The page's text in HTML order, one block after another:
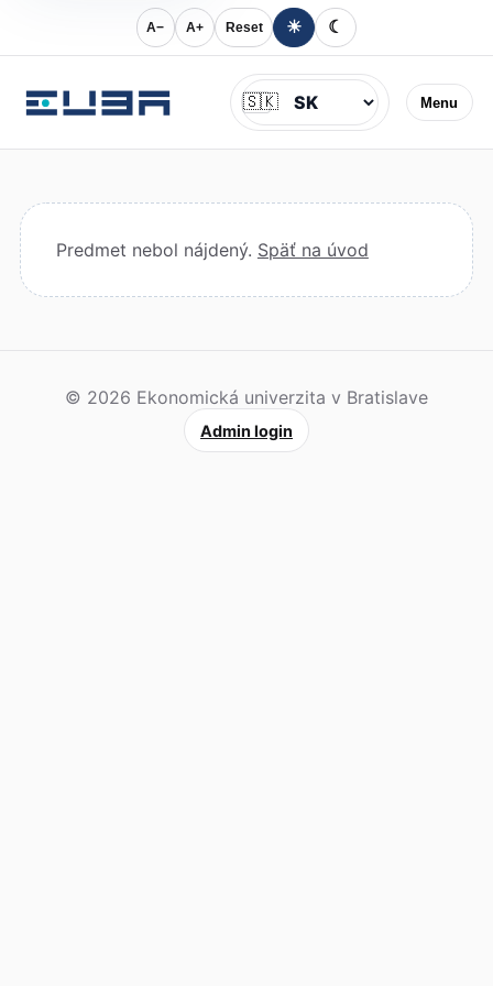
A− A+ Reset ☀ ☾
Menu
Jazyk
🇸🇰
Predmet nebol nájdený. Späť na úvod
© 2026 Ekonomická univerzita v Bratislave
Admin login